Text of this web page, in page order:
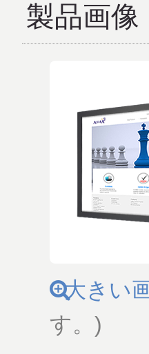
製品画像
大きい
す。)